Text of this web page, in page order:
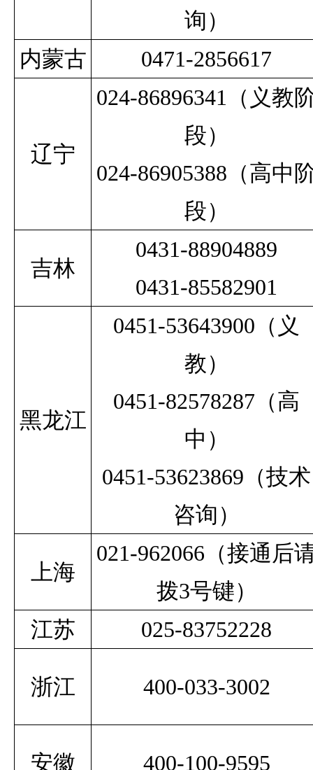
询）
内蒙古
0471-2856617
辽宁
024-86896341
（义教
段）
024-86905388（高中
段）
吉林
0431-88904889
0431-85582901
黑龙江
0451-53643900 （义
教）
0451-82578287 （高
中）
0451-53623869 （技术
咨询）
上海
021-962066（接通后
拨3号键）
江苏
025-83752228
浙江 400-033-3002
安徽 400-100-9595